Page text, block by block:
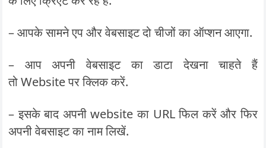
– आपके सामने एप और वेबसाइट दो चीजों का ऑप्शन आएगा.
– आप अपनी वेबसाइट का डाटा देखना चाहते हैं
तो Website पर क्लिक करें.
– इसके बाद अपनी website का URL फिल करें और फिर
अपनी वेबसाइट का नाम लिखें.